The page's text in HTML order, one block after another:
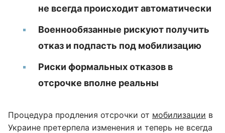
не всегда происходит автоматически
Военнообязанные рискуют получить
отказ и подпасть под мобилизацию
Риски формальных отказов в
отсрочке вполне реальны
Процедура продления отсрочки от мобилизации в
Украине претерпела изменения и теперь не всегда